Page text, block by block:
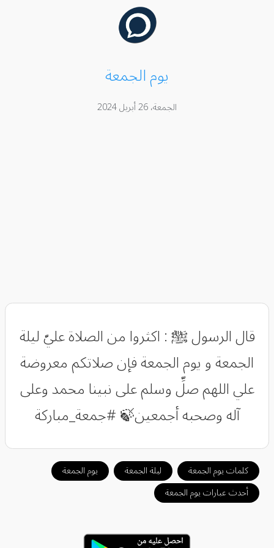
يوم الجمعة
الجمعة، 26 أبريل 2024
‏قال الرسول ﷺ : اكثروا من الصلاة عليّ ليلة
الجمعة و يوم الجمعة فإن صلاتكم معروضة
علي اللهم صلِّ وسلم على نبينا محمد وعلى
آله وصحبه أجمعين🍃 ‎#جمعة_مباركة
كلمات يوم الجمعة ليلة الجمعة
يوم الجمعة
أحدث عبارات يوم الجمعة